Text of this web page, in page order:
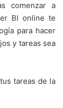
comenzar a
BI online te
para hacer
y tareas sea
tareas de la